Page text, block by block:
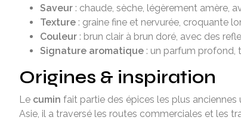
Saveur : chaude, sèche, légèrement amère,
Texture : graine fine et nervurée, croquante
Couleur : brun clair à brun doré, avec des
Signature aromatique : un parfum profond,
Origines & inspiration
Le cumin fait partie des épices les plus anciennes
Asie, il a traversé les routes commerciales et les